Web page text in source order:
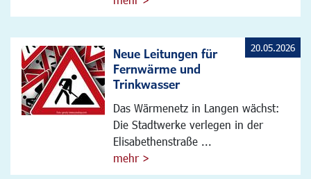
Neue Leitungen für
Fernwärme und
Trinkwasser
Das Wärmenetz in Langen wächst:
Die Stadtwerke verlegen in der
Elisabethenstraße ...
mehr >
20.05.2026